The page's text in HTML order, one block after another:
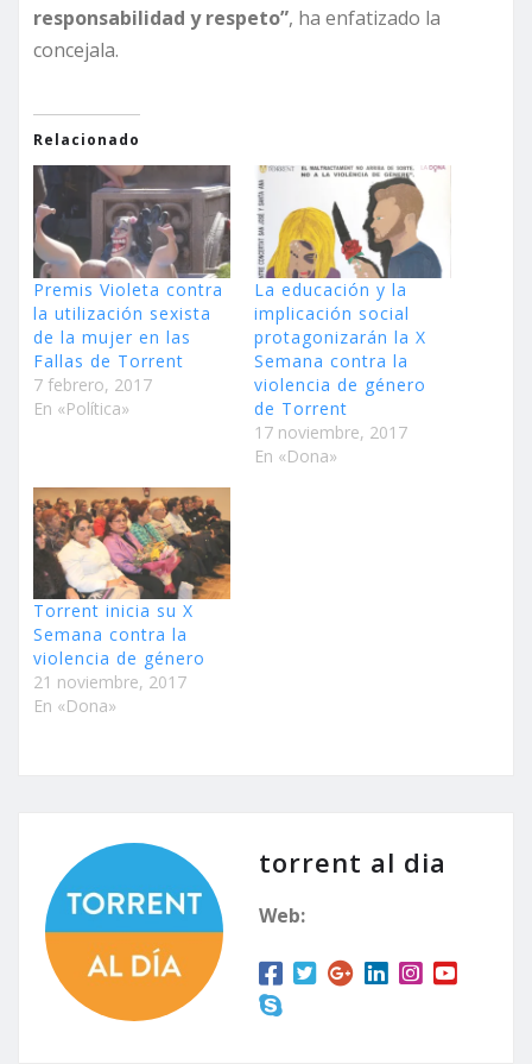
responsabilidad y respeto”, ha enfatizado la
concejala.
Relacionado
Premis Violeta contra
la utilización sexista
de la mujer en las
Fallas de Torrent
7 febrero, 2017
En «Política»
La educación y la
implicación social
protagonizarán la X
Semana contra la
violencia de género
de Torrent
17 noviembre, 2017
En «Dona»
Torrent inicia su X
Semana contra la
violencia de género
21 noviembre, 2017
En «Dona»
torrent al dia
Web: